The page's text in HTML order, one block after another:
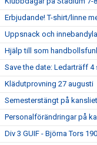
Erbjudande! T-shirt/linne
Uppsnack och
Hjälp till som
Save the date: Ledarträff 4
Klädutprovning 27 augusti
Semesterstängt på kansliet
Personalförändringar på
Div 3 GUIF - Björna Tors